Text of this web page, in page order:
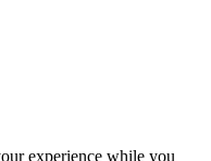
experience while you